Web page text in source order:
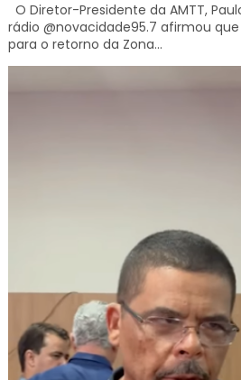
O Diretor-Presidente da AMTT,
rádio @novacidade95.7 afirmou
para o retorno da Zona...